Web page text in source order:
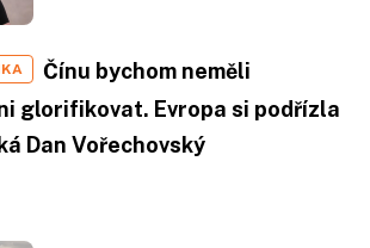
Čínu bychom neměli
glorifikovat. Evropa si podřízla
Dan Vořechovský